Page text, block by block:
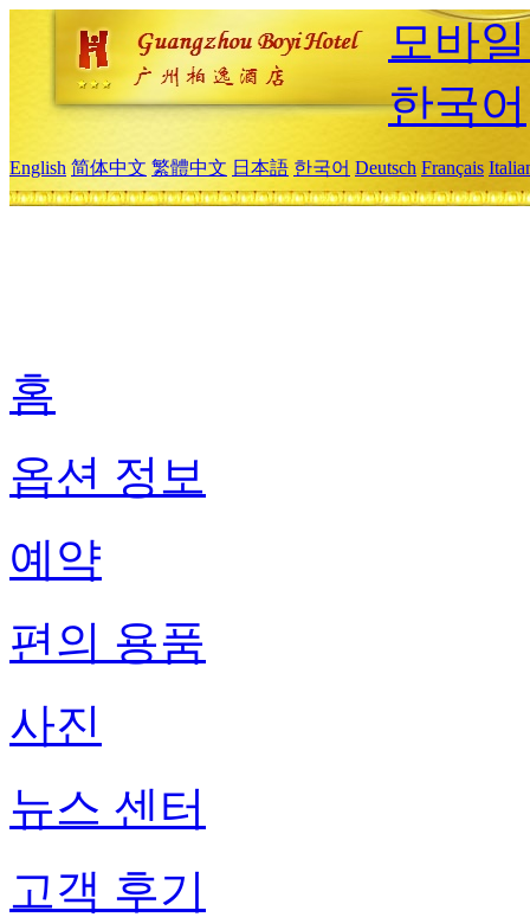
모바
한국어
English 简体中文 繁體中文 日本語 한국어 Deutsch Français
홈
옵션 정보
예약
편의 용품
사진
뉴스 센터
고객 후기